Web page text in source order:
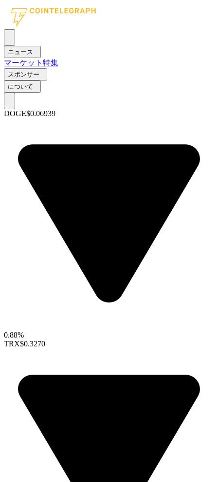
ニュース
マーケット 特集
スポンサー
について
DOGE$0.06939
0.88%
TRX$0.3270